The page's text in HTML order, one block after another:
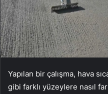
Yapılan bir çalışma, hava
gibi farklı yüzeylere nasıl